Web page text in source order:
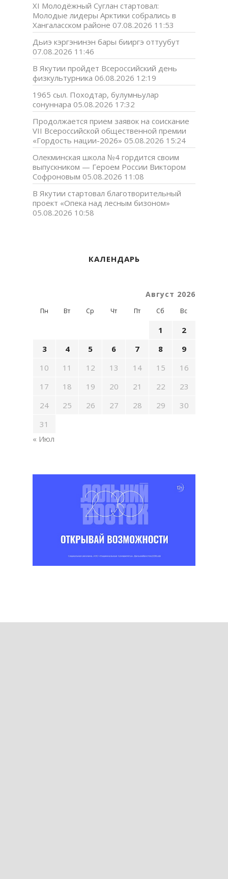
XI Молодёжный Суглан стартовал:
Молодые лидеры Арктики собрались в
Хангаласском районе 07.08.2026 11:53
Дьиэ кэргэнинэн бары бииргэ оттуубут
07.08.2026 11:46
В Якутии пройдет Всероссийский день
физкультурника 06.08.2026 12:19
1965 сыл. Походтар, булумньулар
сонуннара 05.08.2026 17:32
Продолжается прием заявок на соискание
VII Всероссийской общественной премии
«Гордость нации-2026» 05.08.2026 15:24
Олекминская школа №4 гордится своим
выпускником — Героем России Виктором
Софроновым 05.08.2026 11:08
В Якутии стартовал благотворительный
проект «Опека над лесным бизоном»
05.08.2026 10:58
КАЛЕНДАРЬ
Август 2026
Пн Вт Ср Чт Пт Сб Вс
1
2
3
4 5 6 7 8
9
10
11 12 13 14 15
16
17
18 19 20 21 22
23
24
25 26 27 28 29
30
31
« Июл